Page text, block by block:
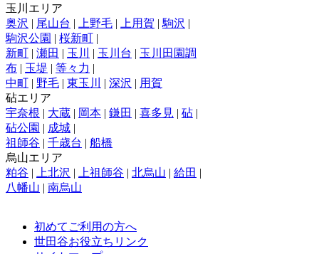
玉川エリア
奥沢 | 尾山台 | 上野毛 | 上用賀 | 駒沢 |
駒沢公園 | 桜新町 |
新町 | 瀬田 | 玉川 | 玉川台 | 玉川田園調
布 | 玉堤 | 等々力 |
中町 | 野毛 | 東玉川 | 深沢 | 用賀
砧エリア
宇奈根 | 大蔵 | 岡本 | 鎌田 | 喜多見 | 砧 |
砧公園 | 成城 |
祖師谷 | 千歳台 | 船橋
烏山エリア
粕谷 | 上北沢 | 上祖師谷 | 北烏山 | 給田 |
八幡山 | 南烏山
初めてご利用の方へ
世田谷お役立ちリンク